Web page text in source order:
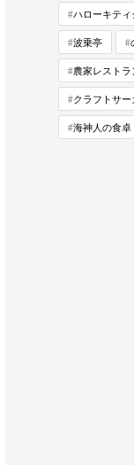
ハローキティ
波乗亭
農家レストラ
クラフトサー
海神人の食卓